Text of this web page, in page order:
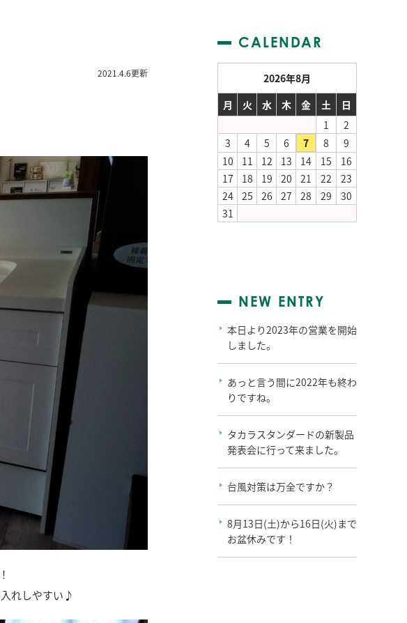
2021.4.6更新
れしやすい♪
CALENDAR
2026年8月
月
火 水 木 金 土
日
1
2
3
4 5 6 7 8
9
10
11 12 13 14 15
16
17
18 19 20 21 22
23
24
25 26 27 28 29
30
31
NEW ENTRY
本日より2023年の営業を開始
しました。
あっと言う間に2022年も終わ
りですね。
タカラスタンダードの新製品
発表会に行って来ました。
台風対策は万全ですか？
8月13日(土)から16日(火)まで
お盆休みです！